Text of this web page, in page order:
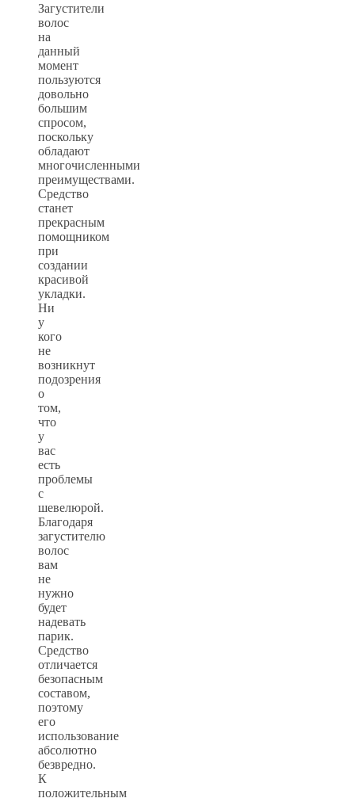
Загустители
волос
на
данный
момент
пользуются
довольно
большим
спросом,
поскольку
обладают
многочисленными
преимуществами.
Средство
станет
прекрасным
помощником
при
создании
красивой
укладки.
Ни
у
кого
не
возникнут
подозрения
о
том,
что
у
вас
есть
проблемы
с
шевелюрой.
Благодаря
загустителю
волос
вам
не
нужно
будет
надевать
парик.
Средство
отличается
безопасным
составом,
поэтому
его
использование
абсолютно
безвредно.
К
положительным